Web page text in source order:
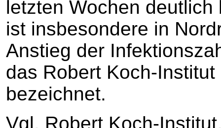
letzten Wochen
ist insbesondere in
Anstieg der
das Robert Koch-
bezeichnet.
Vgl. Robert Koch-